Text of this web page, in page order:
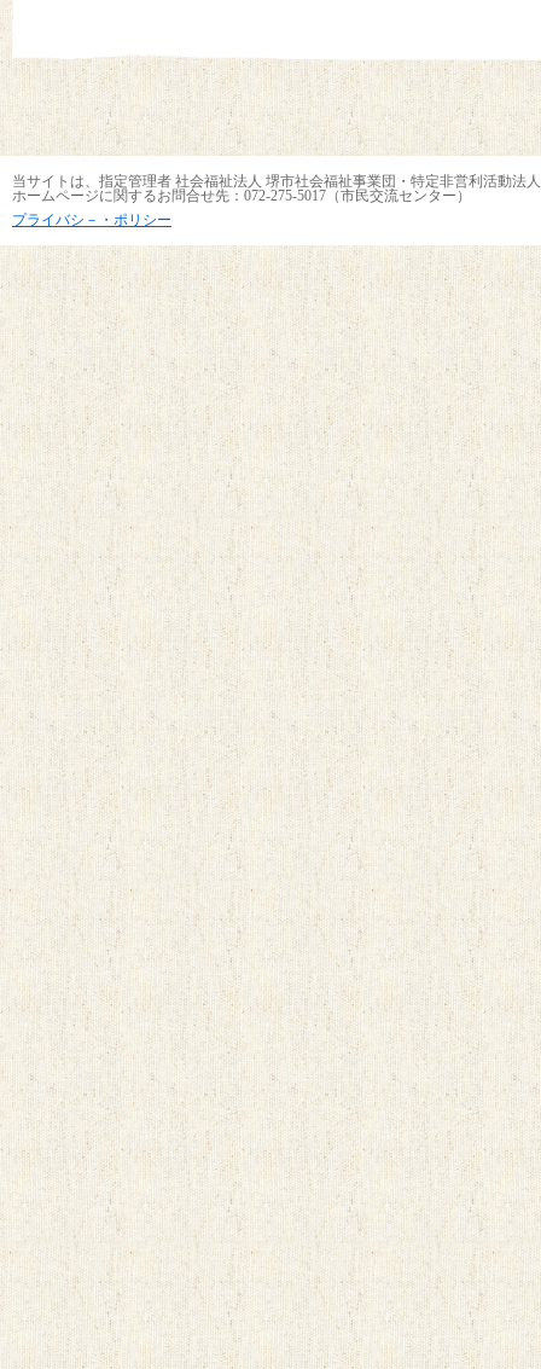
当サイトは、指定管理者 社会福祉法人 堺市社会福祉事業団・特定非営利活動
ホームページに関するお問合せ先：072-275-5017（市民交流センター）
プライバシ－・ポリシー